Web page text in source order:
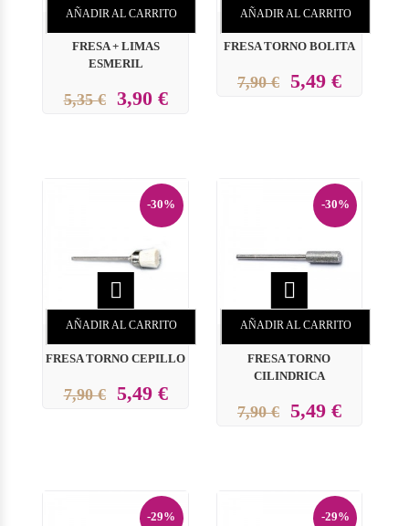
AÑADIR AL CARRITO
FRESA + LIMAS
ESMERIL
5,35 € 3,90 €
AÑADIR AL CARRITO
FRESA TORNO BOLITA
7,90 € 5,49 €
-30%

AÑADIR AL CARRITO
FRESA TORNO CEPILLO
7,90 € 5,49 €
-30%

AÑADIR AL CARRITO
FRESA TORNO
CILINDRICA
7,90 € 5,49 €
-29% -29%